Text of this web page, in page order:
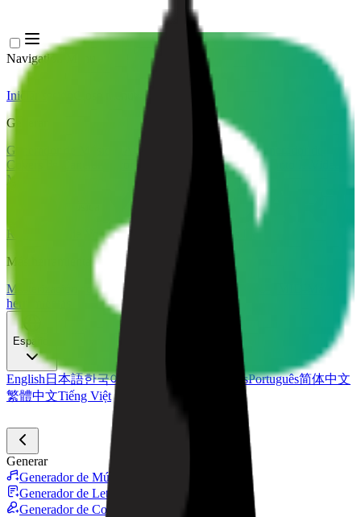
Navigation Menu
Iniciar sesión
Generar
Generador de Música IA
Generador de Letras IAGenerador de
Covers de Canciones con IA
Generador de Voz de Canto IA
Musical IA
Removedor de Vocales AI
Separador de Pistas IA
Más herramientas de música
Masterización con IA
Editor MIDI con IA IA Audio a MIDI
herramientas
Español
English 日本語한국어 FrançaisPortuguês简体中文
繁體中文Tiếng Việt
Generar
Generador de Música IA
Generador de Letras IA
Generador de Covers de Canciones con IA